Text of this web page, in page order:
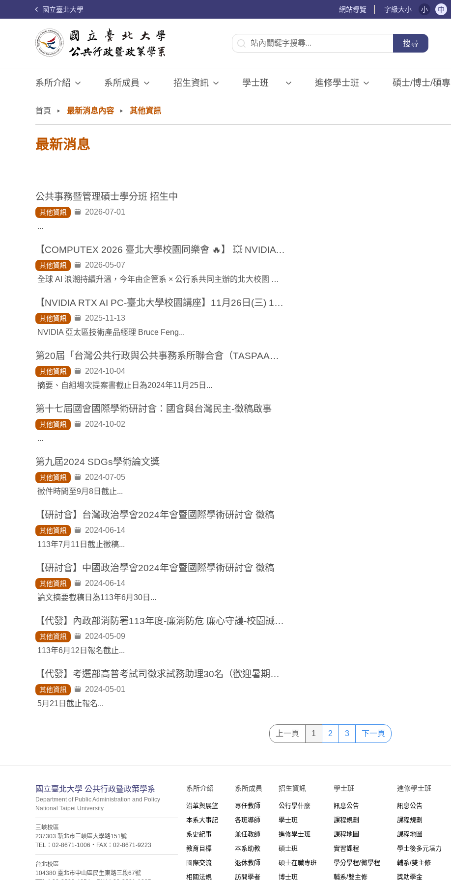
國立臺北大學 網站導覽 字級大小 小 中
搜尋
系所介紹 系所成員 招生資訊 學士班⠀⠀ 進修學士班 碩士/博士/碩專
首頁 最新消息內容 其他資訊
最新消息
公共事務暨管理碩士學分班 招生中
其他資訊
2026-07-01
...
【COMPUTEX 2026 臺北大學校園同樂會 🔥】 💥 NVIDIA 執行長黃仁勳主題演講直播，再度登陸臺北大學！
其他資訊
2026-05-07
全球 AI 浪潮持續升溫，今年由企管系 × 公行系共同主辦的北大校園 同樂會強勢回歸！去年 400 席秒殺，今年再次邀請大家與全球同步，一起見證 AI 未來科技的最新突破！🚀...
【NVIDIA RTX AI PC-臺北大學校園講座】11月26日(三) 10:00-12:00
其他資訊
2025-11-13
NVIDIA 亞太區技術產品經理 Bruce Feng...
第20屆「台灣公共行政與公共事務系所聯合會（TASPAA）」國際學術研討會徵稿公告
其他資訊
2024-10-04
摘要、自組場次提案書截止日為2024年11月25日...
第十七屆國會國際學術研討會：國會與台灣民主-徵稿啟事
其他資訊
2024-10-02
...
第九屆2024 SDGs學術論文獎
其他資訊
2024-07-05
徵件時間至9月8日截止...
【研討會】台灣政治學會2024年會暨國際學術研討會 徵稿
其他資訊
2024-06-14
113年7月11日截止徵稿...
【研討會】中國政治學會2024年會暨國際學術研討會 徵稿
其他資訊
2024-06-14
論文摘要截稿日為113年6月30日...
【代發】內政部消防署113年度-廉消防危 廉心守護-校園誠信體驗營
其他資訊
2024-05-09
113年6月12日報名截止...
【代發】考選部高普考試司徵求試務助理30名（歡迎暑期工讀）
其他資訊
2024-05-01
5月21日截止報名...
上一頁 1 2 3 下一頁
:::
國立臺北大學 公共行政暨政策學系
Department of Public Administration and Policy
National Taipei University
三峽校區
237303 新北市三峽區大學路151號
TEL：02-8671-1006・FAX：02-8671-9223
台北校區
104380 臺北市中山區民生東路三段67號
系所介紹
沿革與展望
本系大事記
系史紀事
教育目標
國際交流
相關法規
系所成員
專任教師
各班導師
兼任教師
本系助教
退休教師
訪問學者
招生資訊
公行學什麼
學士班
進修學士班
碩士班
碩士在職專班
博士班
學士班⠀⠀
訊息公告
課程規劃
課程地圖
實習課程
學分學程/微學程
輔系/雙主修
進修學士班
訊息公告
課程規劃
課程地圖
學士後多元培力
輔系/雙主修
獎助學金